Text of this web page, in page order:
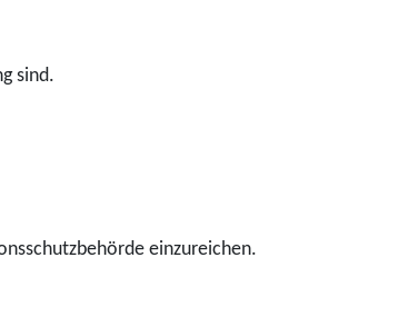
sind.
einzureichen.